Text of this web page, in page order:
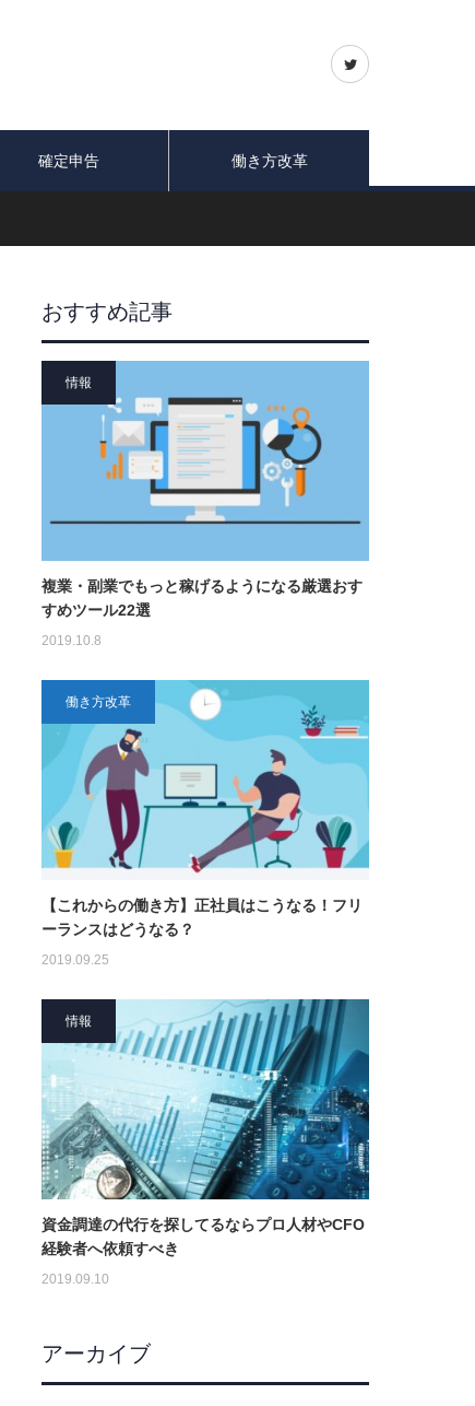
確定申告 働き方改革
おすすめ記事
情報
複業・副業でもっと稼げるようになる厳選おす
すめツール22選
2019.10.8
働き方改革
【これからの働き方】正社員はこうなる！フリ
ーランスはどうなる？
2019.09.25
情報
資金調達の代行を探してるならプロ人材やCFO
経験者へ依頼すべき
2019.09.10
アーカイブ